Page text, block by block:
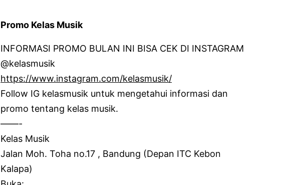
Promo Kelas Musik
INFORMASI PROMO BULAN INI BISA CEK DI INSTAGRAM
@kelasmusik
https://www.instagram.com/kelasmusik/
Follow IG kelasmusik untuk mengetahui informasi dan
promo tentang kelas musik.
——-
Kelas Musik
Jalan Moh. Toha no.17 , Bandung (Depan ITC Kebon
Kalapa)